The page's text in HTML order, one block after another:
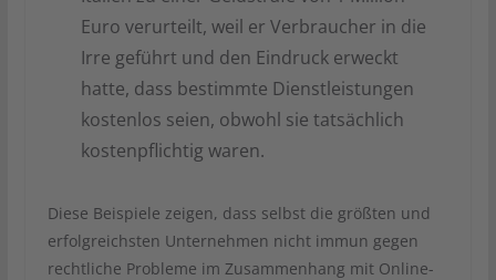
Euro verurteilt, weil er Verbraucher in die
Irre geführt und den Eindruck erweckt
hatte, dass bestimmte Dienstleistungen
kostenlos seien, obwohl sie tatsächlich
kostenpflichtig waren.
Diese Beispiele zeigen, dass selbst die größten und
erfolgreichsten Unternehmen nicht immun gegen
rechtliche Probleme im Zusammenhang mit Online-